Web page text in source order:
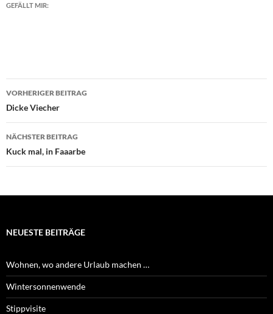
GEFÄLLT MIR:
Beitragsnavigation
VORHERIGER BEITRAG
Dicke Viecher
NÄCHSTER BEITRAG
Kuck mal, in Faaarbe
NEUESTE BEITRÄGE
Wohnen, wo andere Urlaub machen …
Wintersonnenwende
Stippvisite